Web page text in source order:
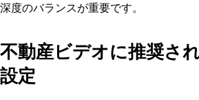
深度のバランスが重要です。
不動産ビデオに推奨さ
設定